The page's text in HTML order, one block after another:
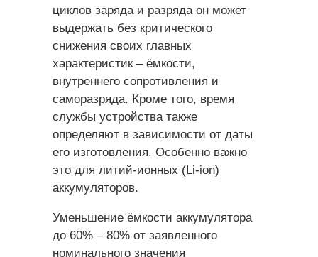
циклов заряда и разряда он может
выдержать без критического
снижения своих главных
характеристик – ёмкости,
внутреннего сопротивления и
саморазряда. Кроме того, время
службы устройства также
определяют в зависимости от даты
его изготовления. Особенно важно
это для литий-ионных (Li-ion)
аккумуляторов.
Уменьшение ёмкости аккумулятора
до 60% – 80% от заявленного
номинального значения